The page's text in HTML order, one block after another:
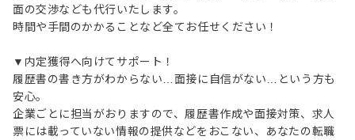
面の交渉なども代行いたします。
時間や手間のかかることなど全てお任せください！
▼内定獲得へ向けてサポート！
履歴書の書き方がわからない…面接に自信がない…という方も
安心。
企業ごとに担当がおりますので、履歴書作成や面接対策、求人
票には載っていない情報の提供などをおこない、あなたの転職